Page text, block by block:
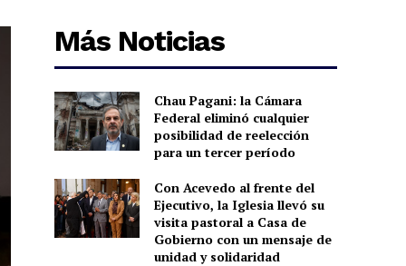
Más Noticias
Chau Pagani: la Cámara
Federal eliminó cualquier
posibilidad de reelección
para un tercer período
Con Acevedo al frente del
Ejecutivo, la Iglesia llevó su
visita pastoral a Casa de
Gobierno con un mensaje de
unidad y solidaridad